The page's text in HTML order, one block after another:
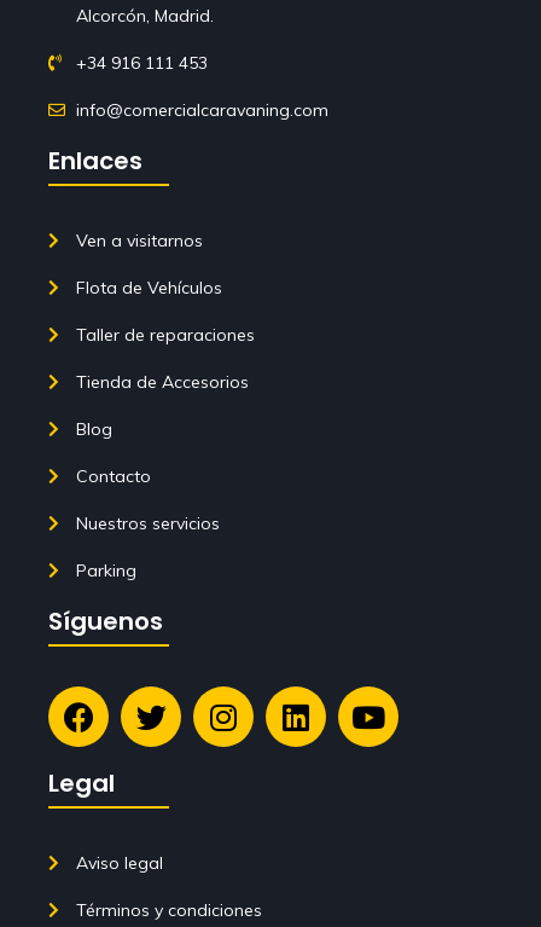
Alcorcón, Madrid.
+34 916 111 453
info@comercialcaravaning.com
Enlaces
Ven a visitarnos
Flota de Vehículos
Taller de reparaciones
Tienda de Accesorios
Blog
Contacto
Nuestros servicios
Parking
Síguenos
Legal
Aviso legal
Términos y condiciones